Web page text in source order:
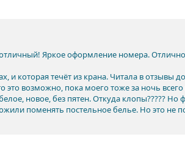
Яркое оформление номера.
и которая течёт из крана. Читала в отзывы
возможно, пока моего тоже за ночь всего
новое, без пятен. Откуда клопы????? Но
поменять постельное белье. Но это не